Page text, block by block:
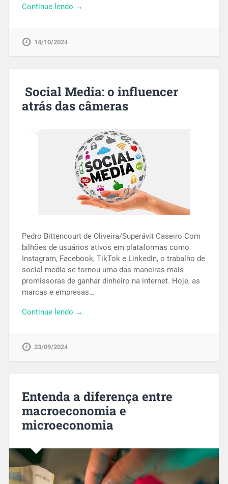
Continue lendo →
14/10/2024
Social Media: o influencer
atrás das câmeras
Pedro Bittencourt de Oliveira/Superávit Caseiro Com
bilhões de usuários ativos em plataformas como
Instagram, Facebook, TikTok e LinkedIn, o trabalho de
social media se tornou uma das maneiras mais
promissoras de ganhar dinheiro na internet. Hoje, as
marcas e empresas…
Continue lendo →
23/09/2024
Entenda a diferença entre
macroeconomia e
microeconomia